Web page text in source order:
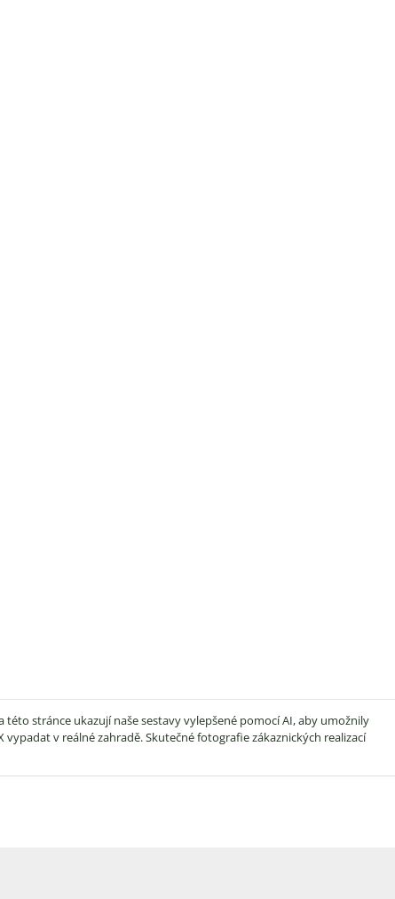
této stránce ukazují naše sestavy vylepšené pomocí AI, aby umožnily
vypadat v reálné zahradě. Skutečné fotografie zákaznických realizací